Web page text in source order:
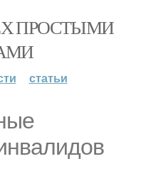
ПРОСТЫМИ
статьи